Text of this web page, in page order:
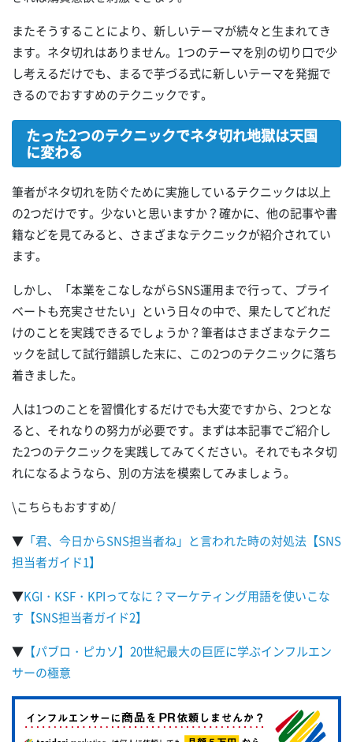
またそうすることにより、新しいテーマが続々と生まれてき
ます。ネタ切れはありません。1つのテーマを別の切り口で少
し考えるだけでも、まるで芋づる式に新しいテーマを発掘で
きるのでおすすめのテクニックです。
たった2つのテクニックでネタ切れ地獄は天国
に変わる
筆者がネタ切れを防ぐために実施しているテクニックは以上
の2つだけです。少ないと思いますか？確かに、他の記事や書
籍などを見てみると、さまざまなテクニックが紹介されてい
ます。
しかし、「本業をこなしながらSNS運用まで行って、プライ
ベートも充実させたい」という日々の中で、果たしてどれだ
けのことを実践できるでしょうか？筆者はさまざまなテクニ
ックを試して試行錯誤した末に、この2つのテクニックに落ち
着きました。
人は1つのことを習慣化するだけでも大変ですから、2つとな
ると、それなりの努力が必要です。まずは本記事でご紹介し
た2つのテクニックを実践してみてください。それでもネタ切
れになるようなら、別の方法を模索してみましょう。
\こちらもおすすめ/
▼ 「君、今日からSNS担当者ね」と言われた時の対処法【SNS
担当者ガイド1】
▼KGI・KSF・KPIってなに？マーケティング用語を使いこな
す【SNS担当者ガイド2】
▼ 【パブロ・ピカソ】20世紀最大の巨匠に学ぶインフルエン
サーの極意